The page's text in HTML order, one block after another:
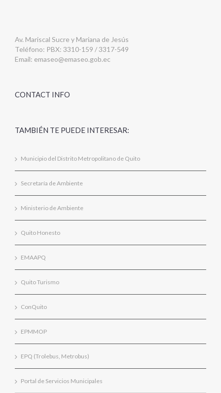
Av. Mariscal Sucre y Mariana de Jesús
Teléfono: PBX: 3310-159 / 3317-549
Email: emaseo@emaseo.gob.ec
CONTACT INFO
TAMBIÉN TE PUEDE INTERESAR:
Municipio del Distrito Metropolitano de Quito
Secretaría de Ambiente
Ministerio de Ambiente
Quito Honesto
EMAAPQ
Quito Turismo
ConQuito
EPMMOP
EPQ (Trolebus, Metrobus)
Portal de Servicios Municipales